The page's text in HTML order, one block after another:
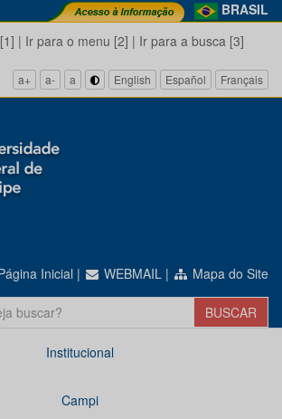
BRASIL
| Ir para o menu [2] | Ir para a busca [3]
a+ a- a English Español Français
Inicial | WEBMAIL | Mapa do Site
Institucional
Campi